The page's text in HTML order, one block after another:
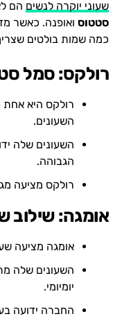
שעוני יוקרה לנשים הם
סטטוסואופנה. כאשר
כמה שמות בולטים
רולקס: סמל
רולקס היא אחת
השעונים.
השעונים שלה
הגבוהה.
רולקס מציעה
אומגה: שילוב
אומגה מציעה
השעונים שלה
יומיומי.
החברה ידועה